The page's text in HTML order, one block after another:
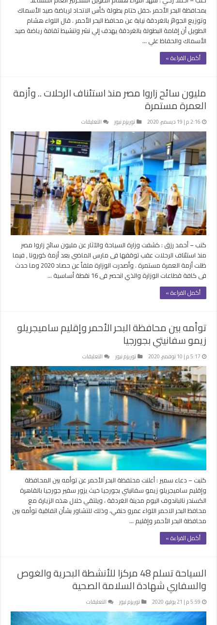
بمحافظة البحر الأحمر ،حفل ختام بطولة كأس الاتحاد لرياضة صيد الأسماك
وتوزيع الجوائز بالغردقة نيابة عن محافظ البحر الأحمر . قال اللواء هشام
الطويل أن إقامة البطولة بالغردقة يهدف إلي نشر وتنشيط ثقافة رياضة صيد
الأسماك والحفاظ علي …
أكمل القراءة »
مليون سائح زاروا مصر منذ استئناف الرحلات .. وأزمة
العمرة مستمرة
2:16 م | 19 ديسمبر، 2020 توريزم نيوز التعليقات
مليون
سائح
زاروا
مصر
استئناف
الرحلات
..
وأزمة
العمرة
مستمرة
مغلقة
كتب – أحمد رزق : كشفت وزارة السياحة والآثار عن مليون سائح زاروا مصر
منذ استئناف الرحلات عقب توقفها فى مارس الماضي بعد أزمة كورونا , فيما
ظلت أزمة العمرة مستمرة . وأصدرت الوزارة ملفاً عن حصاد 2020 وما حدث
فى كافة قطاعات الوزارة والذي انحصر فى 16 نقطة أساسية …
أكمل القراءة »
توأمه بين محافظة البحر الأحمر وإقليم ساميجريلو
زيمو سفانيتي بجورجيا
5:17 م | 10 نوفمبر، 2020 توريزم نيوز التعليقات
توأمه
بين
محافظة
البحر
الأحمر
وإقليم
ساميجريلو
زيمو
سفانيتي
بجورجيا
مغلقة
كتبت – دعاء سمير : أعلنت محتفظة البحر الأحمر عن توأمه بين المحافظة
وإقليم ساميجريلو زيمو سفانيتي بجورجيا خيث يزور سفير جورجيا بالقاهرة
الكسندر نالباندوف اليوم مدينة الغردقة ، ويلتقي خلال هذه الزيارة مع
محافظ البحر الاحمر اللواء عمرو حنفي، وذلك للتشاور بشأن اتفاقية توأمه بين
محافظة البحر الأحمر وإقليم …
أكمل القراءة »
السياحة تسلم 48 مركزا للأنشطة البحرية والغوص
والسفاري شهادة السلامة الصحية
5:59 م | 21 يوليو، 2020 توريزم نيوز التعليقات
السياحة